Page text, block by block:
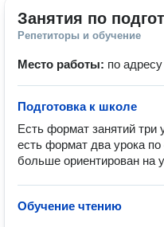
Занятия по
Репетиторы и обучение
Место работы: по адресу
Подготовка к школе
Есть формат занятий три
есть формат два урока
больше ориентирован на
Обучение чтению